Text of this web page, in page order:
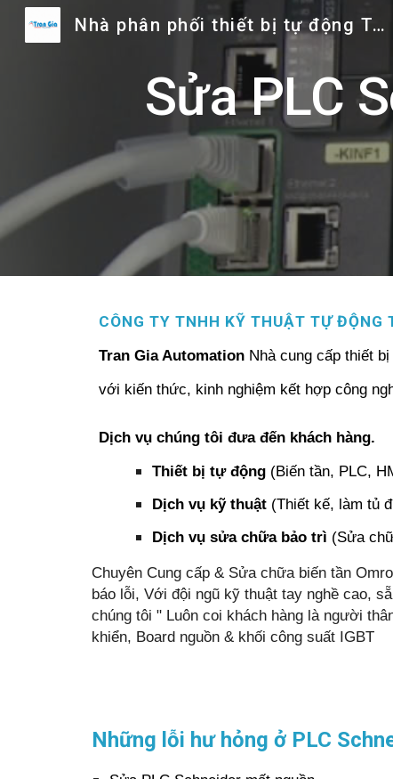
Nhà phân phối thiết bị tự động Trần Gia
Sửa PLC
CÔNG TY TNHH KỸ THUẬT TỰ ĐỘNG
Tran Gia AutomationNhà cung cấp thiết bị
với kiến thức, kinh nghiệm kết hợp công
Dịch vụ chúng tôi đưa đến khách hàng.
Thiết bị tự động(Biến tần, PLC,
Dịch vụ kỹ thuật(Thiết kế, làm tủ
Dịch vụ sửa chữa bảo trì (Sửa
Chuyên Cung cấp & Sửa chữa biến tần
báo lỗi, Với đội ngũ kỹ thuật tay nghề cao,
chúng tôi " Luôn coi khách hàng là người
khiển, Board nguồn & khối công suất IGBT
Những lỗi hư hỏng ở PLC